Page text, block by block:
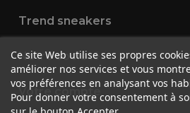
Trend sneakers
Notre société
Votre compte
Ce site Web utilise ses propres
améliorer nos services et vous
vos préférences en analysant vos
Pour donner votre consentement à